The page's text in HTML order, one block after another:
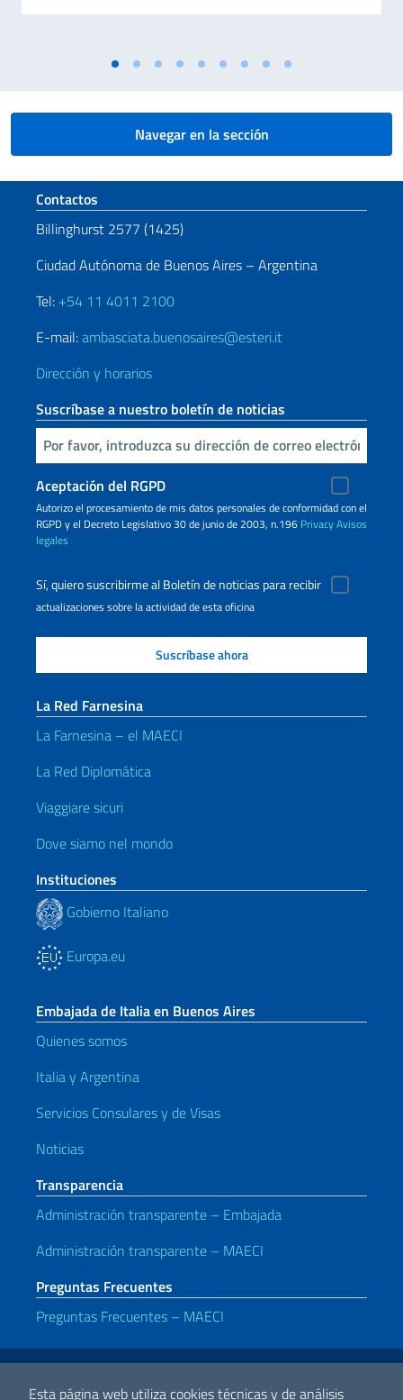
Esta página web utiliza cookies técnicas y de análisis
Navegar en la sección
Sezione footer
Contactos
Billinghurst 2577 (1425)
Ciudad Autónoma de Buenos Aires – Argentina
Tel: +54 11 4011 2100
E-mail:ambasciata.buenosaires@esteri.it
Dirección y horarios
Suscríbase a nuestro boletín de noticias
Inserta tu correo electronico
Aceptación del RGPD
Autorizo ​​el procesamiento de mis datos personales de conformidad con el
RGPD y el Decreto Legislativo 30 de junio de 2003, n.196 PrivacyAvisos
legales
Sí, quiero suscribirme al Boletín de noticias para recibir
actualizaciones sobre la actividad de esta oficina
La Red Farnesina
La Farnesina – el MAECI
La Red Diplomática
Viaggiare sicuri
Dove siamo nel mondo
Instituciones
Gobierno Italiano
Europa.eu
Embajada de Italia en Buenos Aires
Quienes somos
Italia y Argentina
Servicios Consulares y de Visas
Noticias
Transparencia
Administración transparente – Embajada
Administración transparente – MAECI
Preguntas Frecuentes
Preguntas Frecuentes – MAECI
Enlaces útiles